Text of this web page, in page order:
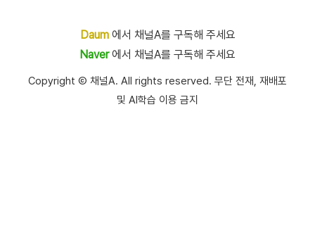
Daum에서 채널A를 구독해 주세요
Naver에서 채널A를 구독해 주세요
Copyright Ⓒ 채널A. All rights reserved. 무단 전재, 재배포
및 AI학습 이용 금지